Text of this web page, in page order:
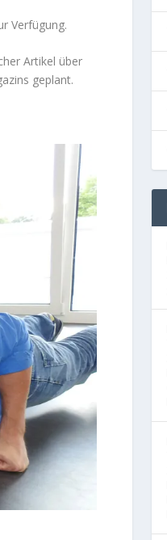
Verfügung.
Artikel über
geplant.